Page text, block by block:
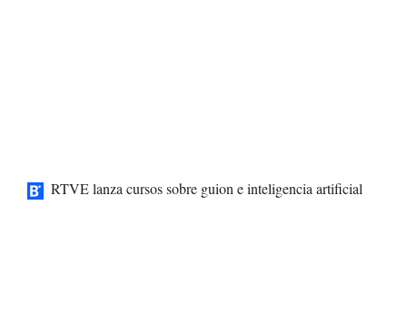
RTVE lanza cursos sobre guion e inteligencia artificial